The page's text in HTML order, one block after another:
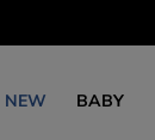
NEW BABY